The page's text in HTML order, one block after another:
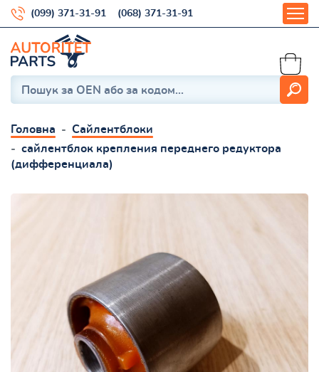
(099) 371-31-91 (068) 371-31-91
Головна
Сайлентблоки
сайлентблок крепления переднего редуктора
(дифференциала)